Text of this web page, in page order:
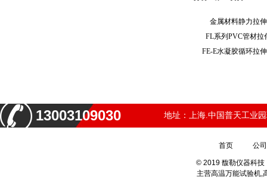
金属材料静力拉
FL系列PVC管材
FE-E水凝胶循环拉
13003109030 地址：上海.中国普天工业
首页 公
© 2019 馥勒仪器科技
主营高温万能试验机,